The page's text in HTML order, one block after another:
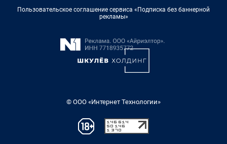
Пользовательское соглашение сервиса «Подписка без баннерной
рекламы»
© ООО «Интернет Технологии»